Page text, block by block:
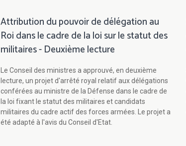
Attribution du pouvoir de délégation au
Roi dans le cadre de la loi sur le statut des
militaires - Deuxième lecture
Le Conseil des ministres a approuvé, en deuxième
lecture, un projet d'arrêté royal relatif aux délégations
conférées au ministre de la Défense dans le cadre de
la loi fixant le statut des militaires et candidats
militaires du cadre actif des forces armées. Le projet a
été adapté à l'avis du Conseil d'Etat.